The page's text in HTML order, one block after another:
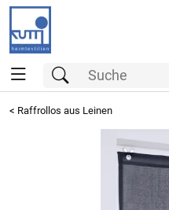
< Raffrollos aus Leinen